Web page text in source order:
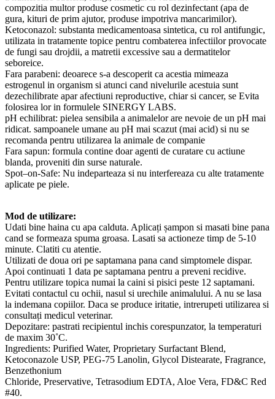
compozitia multor produse cosmetic cu rol dezinfectant (apa de
gura, kituri de prim ajutor, produse impotriva mancarimilor).
Ketoconazol: substanta medicamentoasa sintetica, cu rol antifungic,
utilizata in tratamente topice pentru combaterea infectiilor provocate
de fungi sau drojdii, a matretii excessive sau a dermatitelor
seboreice.
Fara parabeni: deoarece s-a descoperit ca acestia mimeaza
estrogenul in organism si atunci cand nivelurile acestuia sunt
dezechilibrate apar afectiuni reproductive, chiar si cancer, se Evita
folosirea lor in formulele SINERGY LABS.
pH echilibrat: pielea sensibila a animalelor are nevoie de un pH mai
ridicat. sampoanele umane au pH mai scazut (mai acid) si nu se
recomanda pentru utilizarea la animale de companie
Fara sapun: formula contine doar agenti de curatare cu actiune
blanda, proveniti din surse naturale.
Spot–on-Safe: Nu indeparteaza si nu interfereaza cu alte tratamente
aplicate pe piele.
Mod de utilizare:
Udati bine haina cu apa calduta. Aplicați șampon si masati bine pana
cand se formeaza spuma groasa. Lasati sa actioneze timp de 5-10
minute. Clatiti cu atentie.
Utilizati de doua ori pe saptamana pana cand simptomele dispar.
Apoi continuati 1 data pe saptamana pentru a preveni recidive.
Pentru utilizare topica numai la caini si pisici peste 12 saptamani.
Evitati contactul cu ochii, nasul si urechile animalului. A nu se lasa
la indemana copiilor. Daca se produce iritatie, intrerupeti utilizarea si
consultați medicul veterinar.
Depozitare: pastrati recipientul inchis corespunzator, la temperaturi
de maxim 30˚C.
Ingredients: Purified Water, Proprietary Surfactant Blend,
Ketoconazole USP, PEG-75 Lanolin, Glycol Distearate, Fragrance,
Benzethonium
Chloride, Preservative, Tetrasodium EDTA, Aloe Vera, FD&C Red
#40.